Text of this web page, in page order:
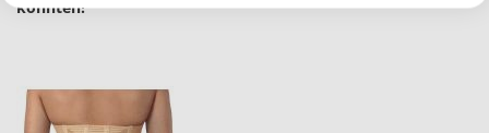
könnten!